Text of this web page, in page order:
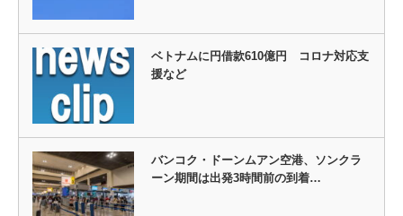
ベトナムに円借款610億円 コロナ対応支
援など
バンコク・ドーンムアン空港、ソンクラ
ーン期間は出発3時間前の到着…